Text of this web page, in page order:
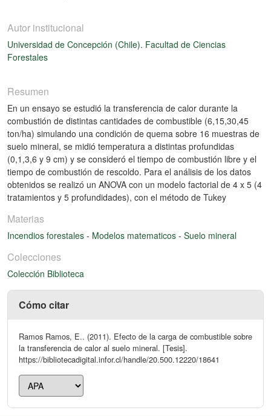
Autor institucional
Universidad de Concepción (Chile). Facultad de Ciencias
Forestales
Resumen
En un ensayo se estudió la transferencia de calor durante la
combustión de distintas cantidades de combustible (6,15,30,45
ton/ha) simulando una condición de quema sobre 16 muestras de
suelo mineral, se midió temperatura a distintas profundidas
(0,1,3,6 y 9 cm) y se consideró el tiempo de combustión libre y el
tiempo de combustión de rescoldo. Para el análisis de los datos
obtenidos se realizó un ANOVA con un modelo factorial de 4 x 5 (4
tratamientos y 5 profundidades), con el método de Tukey
Materias
Incendios forestales - Modelos matematicos - Suelo mineral
Colecciones
Colección Biblioteca
Cómo citar
Ramos Ramos, E.. (2011). Efecto de la carga de combustible sobre
la transferencia de calor al suelo mineral. [Tesis].
https://bibliotecadigital.infor.cl/handle/20.500.12220/18641